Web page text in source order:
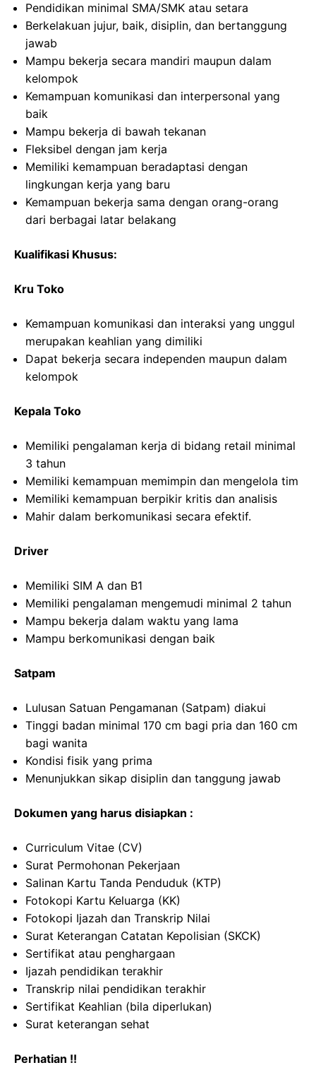
Pendidikan minimal SMA/SMK atau setara
Berkelakuan jujur, baik, disiplin, dan bertanggung
jawab
Mampu bekerja secara mandiri maupun dalam
kelompok
Kemampuan komunikasi dan interpersonal yang
baik
Mampu bekerja di bawah tekanan
Fleksibel dengan jam kerja
Memiliki kemampuan beradaptasi dengan
lingkungan kerja yang baru
Kemampuan bekerja sama dengan orang-orang
dari berbagai latar belakang
Kualifikasi Khusus:
Kru Toko
Kemampuan komunikasi dan interaksi yang unggul
merupakan keahlian yang dimiliki
Dapat bekerja secara independen maupun dalam
kelompok
Kepala Toko
Memiliki pengalaman kerja di bidang retail minimal
3 tahun
Memiliki kemampuan memimpin dan mengelola tim
Memiliki kemampuan berpikir kritis dan analisis
Mahir dalam berkomunikasi secara efektif.
Driver
Memiliki SIM A dan B1
Memiliki pengalaman mengemudi minimal 2 tahun
Mampu bekerja dalam waktu yang lama
Mampu berkomunikasi dengan baik
Satpam
Lulusan Satuan Pengamanan (Satpam) diakui
Tinggi badan minimal 170 cm bagi pria dan 160 cm
bagi wanita
Kondisi fisik yang prima
Menunjukkan sikap disiplin dan tanggung jawab
Dokumen yang harus disiapkan :
Curriculum Vitae (CV)
Surat Permohonan Pekerjaan
Salinan Kartu Tanda Penduduk (KTP)
Fotokopi Kartu Keluarga (KK)
Fotokopi Ijazah dan Transkrip Nilai
Surat Keterangan Catatan Kepolisian (SKCK)
Sertifikat atau penghargaan
Ijazah pendidikan terakhir
Transkrip nilai pendidikan terakhir
Sertifikat Keahlian (bila diperlukan)
Surat keterangan sehat
Perhatian !!